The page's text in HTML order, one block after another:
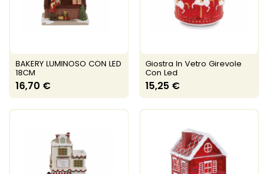
BAKERY LUMINOSO CON LED
18CM
16,70 €
Giostra In Vetro Girevole
Con Led
15,25 €